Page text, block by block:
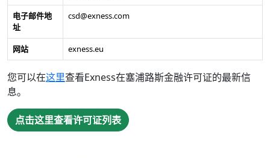
电子邮件地
址
csd@exness.com
网站 exness.eu
您可以在这里查看Exness在塞浦路斯金融许可证的最新信
息。
点击这里查看许可证列表